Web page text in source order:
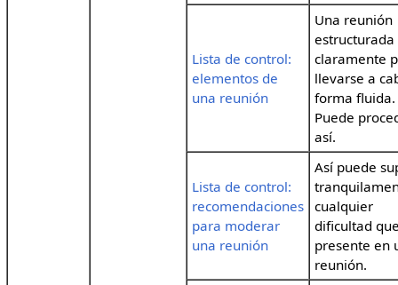
Lista de control:
elementos de
una reunión
Una reunión
estructurada
claramente
llevarse a
forma fluida.
Puede
así.
Lista de control:
recomendaciones
para moderar
una reunión
Así puede
cualquier
dificultad
presente en
reunión.